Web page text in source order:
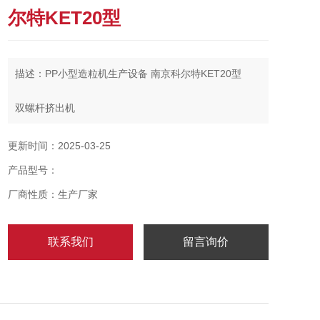
尔特KET20型
描述：PP小型造粒机生产设备 南京科尔特KET20型
双螺杆挤出机
双螺杆挤出机组的辅机主要包括放线装置、校直装置、
机、收线装置。
如还有切断器、吹干器、印字装置等。
更新时间：2025-03-25
产品型号：
厂商性质：生产厂家
联系我们 留言询价